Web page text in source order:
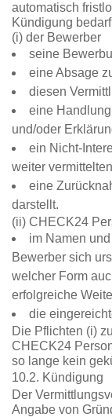
automatisch
Kündigung
(i) der Bewerber
seine
eine Absage
diesen
eine
und/oder
ein Nicht-
weiter
eine
darstellt.
(ii) CHECK24
im Namen
Bewerber sich
welcher Form
erfolgreiche
die
Die Pflichten (i)
CHECK24
so lange kein
10.2. Kündigung
Der
Angabe von